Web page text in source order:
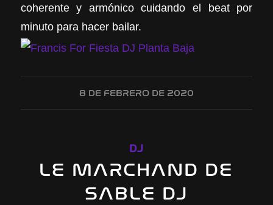
coherente y armónico cuidando el beat por
minuto para hacer bailar.
8 DE FEBRERO DE 2020
DJ
LE MARCHAND DE
SABLE DJ